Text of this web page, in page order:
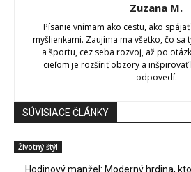
Zuzana M.
Písanie vnímam ako cestu, ako
myšlienkami. Zaujíma ma všetko, čo sa
a športu, cez seba rozvoj, až po
cieľom je rozšíriť obzory a inšpirovať
odpovedí.
SÚVISIACE ČLÁNKY
Životný štýl
Hodinový manžel: Moderný hrdina,